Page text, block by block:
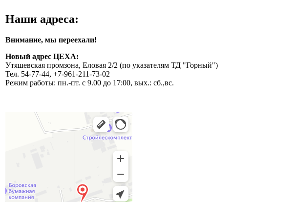
Наши адреса:
Внимание, мы переехали!
Новый адрес ЦЕХА:
Утяшевская промзона, Еловая 2/2 (по указателям ТД "Горный")
Тел. 54-77-44, +7-961-211-73-02
Режим работы: пн.-пт. с 9.00 до 17:00, вых.: сб.,вс.